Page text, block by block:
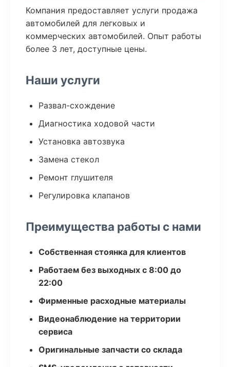
Компания предоставляет услуги продажа
автомобилей для легковых и
коммерческих автомобилей. Опыт работы
более 3 лет, доступные цены.
Наши услуги
Развал-схождение
Диагностика ходовой части
Установка автозвука
Замена стекол
Ремонт глушителя
Регулировка клапанов
Преимущества работы с нами
Собственная стоянка для клиентов
Работаем без выходных с 8:00 до
22:00
Фирменные расходные материалы
Видеонаблюдение на территории
сервиса
Оригинальные запчасти со склада